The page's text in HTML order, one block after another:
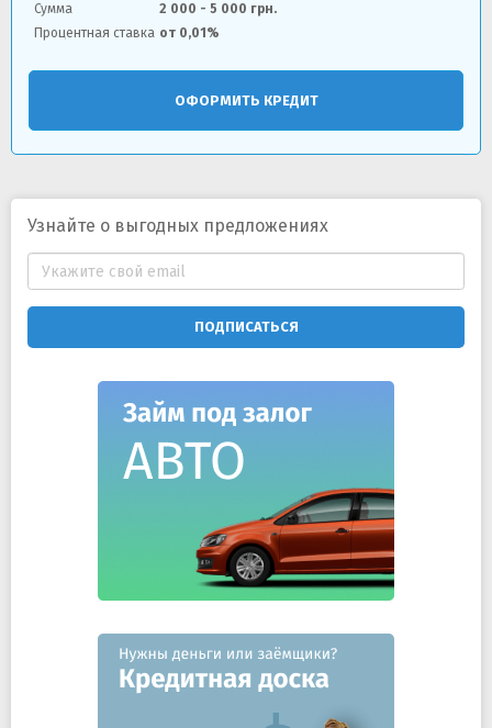
Сумма
2 000 - 5 000 грн.
Процентная ставка от 0,01%
ОФОРМИТЬ КРЕДИТ
Узнайте о выгодных предложениях
ПОДПИСАТЬСЯ